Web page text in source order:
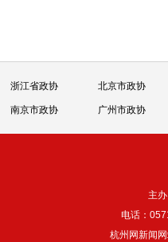
浙江省政协 北京市政协
南京市政协 广州市政协
主
电话：
杭州网新闻